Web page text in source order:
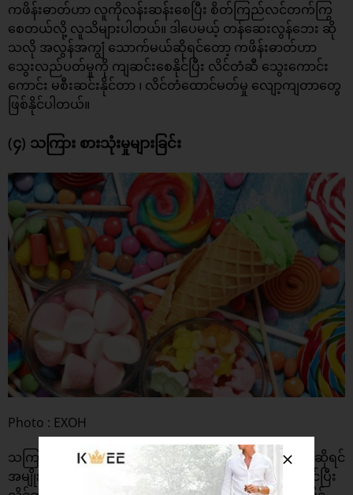
ကဖိန်းဓာတ်ဟာ လူကိုလန်းဆန်းစေပြီး စိတ်ကြည်လင်တက်ကြွ
စေတယ်လို့ လူသိများပါတယ်။ ဒါပေမယ့် တန်ဆေးလွန်ဘေး ဆို
သလို အလွန်အကျွံ သောက်မယ်ဆိုရင်တော့ ကဖိန်းဓာတ်ဟာ
သွေးလည်ပတ်မှုကို ကျဆင်းစေနိုင်ပြီး လိင်တံဆီ သွေးကောင်း
ကောင်း မစီးဆင်းနိုင်တာ ၊ လိင်တံထောင်မတ်မှု လျော့ကျတာတွေ
ဖြစ်နိုင်ပါတယ်။
(၄) သကြား စားသုံးမှုများခြင်း
Photo : EXOH
သကြား ပါဝင်မှုများတဲ့ အစားအစာတွေကို များများစားမယ်ဆိုရင်
အမျိုးသားတွေမှာ ကျားဟော်မုန်း ကျဆင်းပြဿနာ ကြုံရနိုင်ပြီး